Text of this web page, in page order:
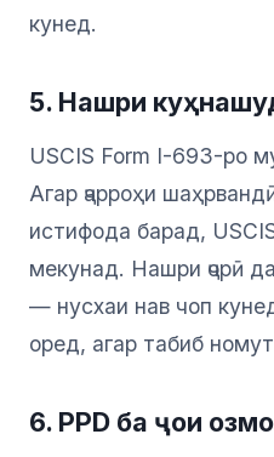
кунед.
5. Нашри
USCIS Form I-693-ро
Агар ҷарроҳи
истифода барад,
мекунад. Нашри ҷорӣ
— нусхаи нав чоп
оред, агар табиб
6. PPD ба ҷои